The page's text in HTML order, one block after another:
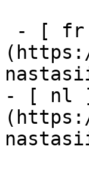
- [ nl